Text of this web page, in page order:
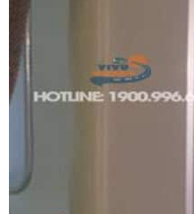
Khánh
Dư,
Nghĩa
Chánh,
Tp
Quảng
Ngãi,
Bến